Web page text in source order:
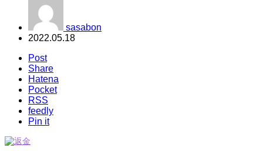
sasabon
2022.05.18
Post
Share
Hatena
Pocket
RSS
feedly
Pin it